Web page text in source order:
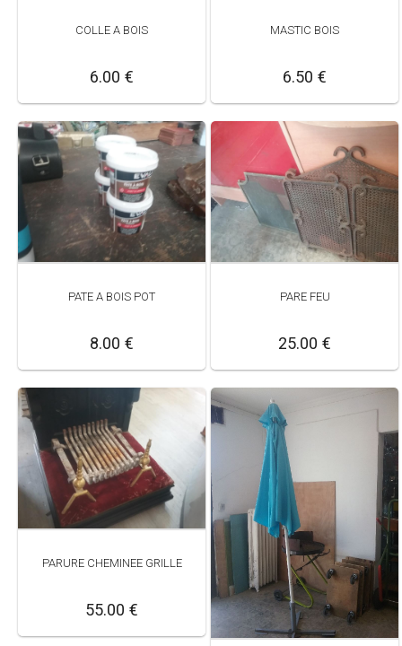
COLLE A BOIS
6.00 €
MASTIC BOIS
6.50 €
PATE A BOIS POT
8.00 €
PARE FEU
25.00 €
PARURE CHEMINEE GRILLE
55.00 €